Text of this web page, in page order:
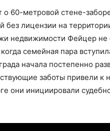
60-метровой стене-
без лицензии на
недвижимости Фейцер не
семейная пара
начала постепенно
заботы привели к
они инициировали